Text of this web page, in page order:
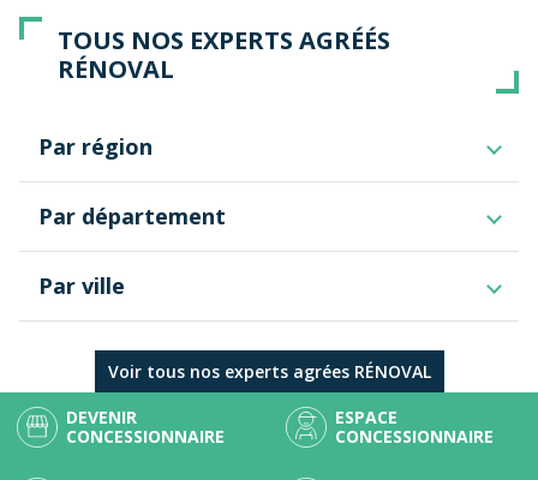
TOUS NOS EXPERTS AGRÉÉS
RÉNOVAL
Par région
Pays de la Loire
Île-de-France
Auvergne-Rhône-Alpes
Valais
Nouvelle-Aquitaine
Bretagne
Bourgogne-Franche-Comté
Occitanie
Centre-Val de Loire
Par département
Drôme
Haute-Loire
Loire
Puy-de-Dôme
Rhône
Par ville
Voir tous nos experts agrées RÉNOVAL
DEVENIR
CONCESSIONNAIRE
ESPACE
CONCESSIONNAIRE